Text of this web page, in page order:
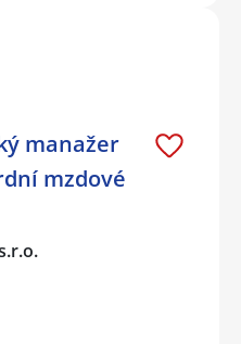
manažer
mzdové